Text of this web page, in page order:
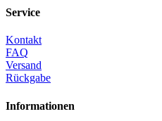
Service
Kontakt
FAQ
Versand
Rückgabe
Informationen